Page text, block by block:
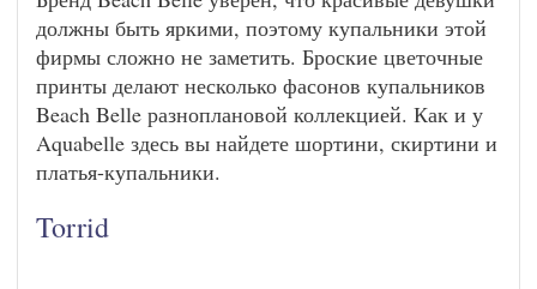
должны быть яркими, поэтому купальники этой
фирмы сложно не заметить. Броские цветочные
принты делают несколько фасонов купальников
Beach Belle разноплановой коллекцией. Как и у
Aquabelle здесь вы найдете шортини, скиртини и
платья-купальники.
Torrid